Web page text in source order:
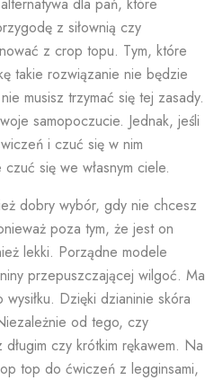
z siłownią czy
z crop topu. Tym, które
takie rozwiązanie nie będzie
musisz trzymać się tej zasady.
samopoczucie. Jednak, jeśli
i czuć się w nim
się we własnym ciele.
dobry wybór, gdy nie chcesz
poza tym, że jest on
lekki. Porządne modele
przepuszczającej wilgoć. Ma
Dzięki dzianinie skóra
od tego, czy
czy krótkim rękawem. Na
top do ćwiczeń z legginsami,